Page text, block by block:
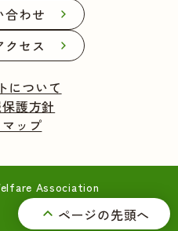
合わせ
クセス
について
護方針
ップ
Association
ページの先頭へ